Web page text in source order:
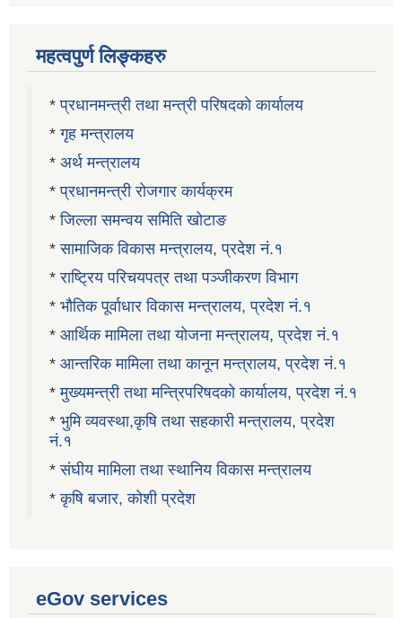
महत्वपुर्ण लिङ्कहरु
*प्रधानमन्त्री तथा मन्त्री परिषदको कार्यालय
*गृह मन्त्रालय
* अर्थ मन्त्रालय
*प्रधानमन्त्री रोजगार कार्यक्रम
*जिल्ला समन्वय समिति खोटाङ
*सामाजिक विकास मन्त्रालय, प्रदेश नं.१
*राष्ट्रिय परिचयपत्र तथा पञ्जीकरण विभाग
* भौतिक पूर्वाधार विकास मन्त्रालय, प्रदेश नं.१
* आर्थिक मामिला तथा योजना मन्त्रालय, प्रदेश नं.१
* आन्तरिक मामिला तथा कानून मन्त्रालय, प्रदेश नं.१
*मुख्यमन्त्री तथा मन्त्रिपरिषदको कार्यालय, प्रदेश नं.१
* भुमि व्यवस्था,कृषि तथा सहकारी मन्त्रालय, प्रदेश
नं.१
*संघीय मामिला तथा स्थानिय विकास मन्त्रालय
*कृषि बजार, कोशी प्रदेश
eGov services